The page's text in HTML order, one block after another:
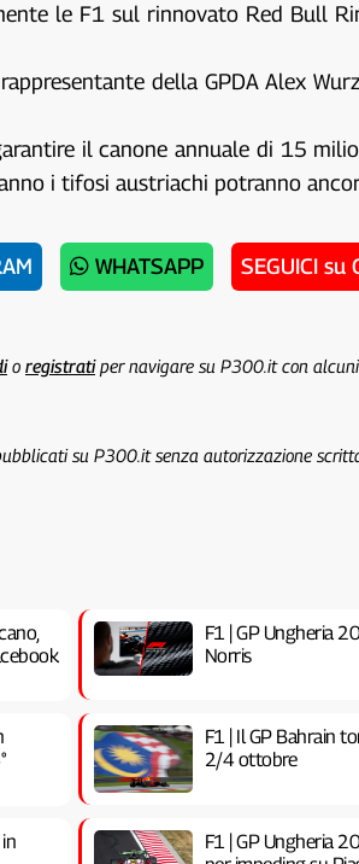
le F1 sul rinnovato Red Bull
della GPDA Alex
il canone annuale di 15
i tifosi austriachi potranno
WHATSAPP SEGUICI su
o registratiper navigare su P300.it con alcuni
su P300.it senza autorizzazione
F1 | GP Ungheria
Norris
F1 | Il GP Bahrain
2/4 ottobre
F1 | GP Ungheria